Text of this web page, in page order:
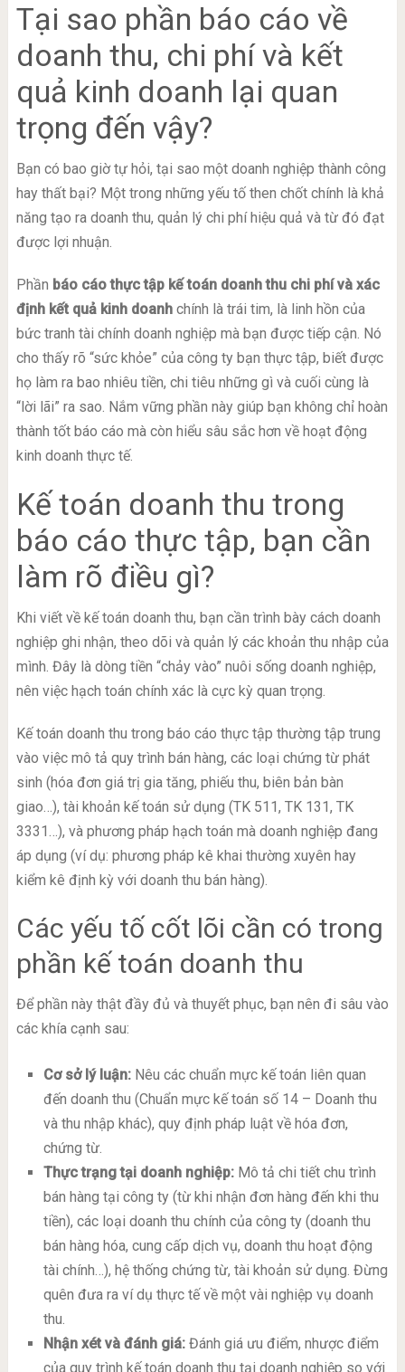
Tại sao phần báo cáo về
doanh thu, chi phí và kết
quả kinh doanh lại quan
trọng đến vậy?
Bạn có bao giờ tự hỏi, tại sao một doanh nghiệp thành công
hay thất bại? Một trong những yếu tố then chốt chính là khả
năng tạo ra doanh thu, quản lý chi phí hiệu quả và từ đó đạt
được lợi nhuận.
Phần báo cáo thực tập kế toán doanh thu chi phí và xác
định kết quả kinh doanhchính là trái tim, là linh hồn của
bức tranh tài chính doanh nghiệp mà bạn được tiếp cận. Nó
cho thấy rõ “sức khỏe” của công ty bạn thực tập, biết được
họ làm ra bao nhiêu tiền, chi tiêu những gì và cuối cùng là
“lời lãi” ra sao. Nắm vững phần này giúp bạn không chỉ hoàn
thành tốt báo cáo mà còn hiểu sâu sắc hơn về hoạt động
kinh doanh thực tế.
Kế toán doanh thu trong
báo cáo thực tập, bạn cần
làm rõ điều gì?
Khi viết về kế toán doanh thu, bạn cần trình bày cách doanh
nghiệp ghi nhận, theo dõi và quản lý các khoản thu nhập của
mình. Đây là dòng tiền “chảy vào” nuôi sống doanh nghiệp,
nên việc hạch toán chính xác là cực kỳ quan trọng.
Kế toán doanh thu trong báo cáo thực tập thường tập trung
vào việc mô tả quy trình bán hàng, các loại chứng từ phát
sinh (hóa đơn giá trị gia tăng, phiếu thu, biên bản bàn
giao…), tài khoản kế toán sử dụng (TK 511, TK 131, TK
3331…), và phương pháp hạch toán mà doanh nghiệp đang
áp dụng (ví dụ: phương pháp kê khai thường xuyên hay
kiểm kê định kỳ với doanh thu bán hàng).
Các yếu tố cốt lõi cần có trong
phần kế toán doanh thu
Để phần này thật đầy đủ và thuyết phục, bạn nên đi sâu vào
các khía cạnh sau:
Cơ sở lý luận:Nêu các chuẩn mực kế toán liên quan
đến doanh thu (Chuẩn mực kế toán số 14 – Doanh thu
và thu nhập khác), quy định pháp luật về hóa đơn,
chứng từ.
Thực trạng tại doanh nghiệp:Mô tả chi tiết chu trình
bán hàng tại công ty (từ khi nhận đơn hàng đến khi thu
tiền), các loại doanh thu chính của công ty (doanh thu
bán hàng hóa, cung cấp dịch vụ, doanh thu hoạt động
tài chính…), hệ thống chứng từ, tài khoản sử dụng. Đừng
quên đưa ra ví dụ thực tế về một vài nghiệp vụ doanh
thu.
Nhận xét và đánh giá:Đánh giá ưu điểm, nhược điểm
của quy trình kế toán doanh thu tại doanh nghiệp so với